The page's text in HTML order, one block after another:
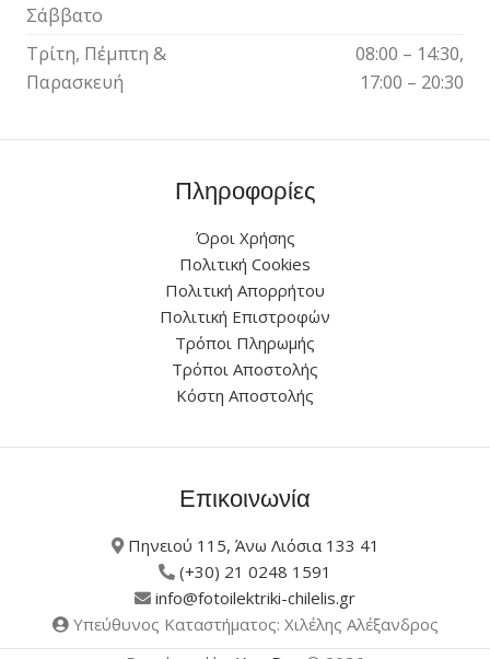
Σάββατο
Τρίτη, Πέμπτη &
Παρασκευή
08:00 – 14:30,
17:00 – 20:30
Πληροφορίες
Όροι Χρήσης
Πολιτική Cookies
Πολιτική Απορρήτου
Πολιτική Επιστροφών
Τρόποι Πληρωμής
Τρόποι Αποστολής
Κόστη Αποστολής
Επικοινωνία
Πηνειού 115, Άνω Λιόσια 133 41
(+30) 21 0248 1591
info@fotoilektriki-chilelis.gr
Υπεύθυνος Καταστήματος: Χιλέλης Αλέξανδρος